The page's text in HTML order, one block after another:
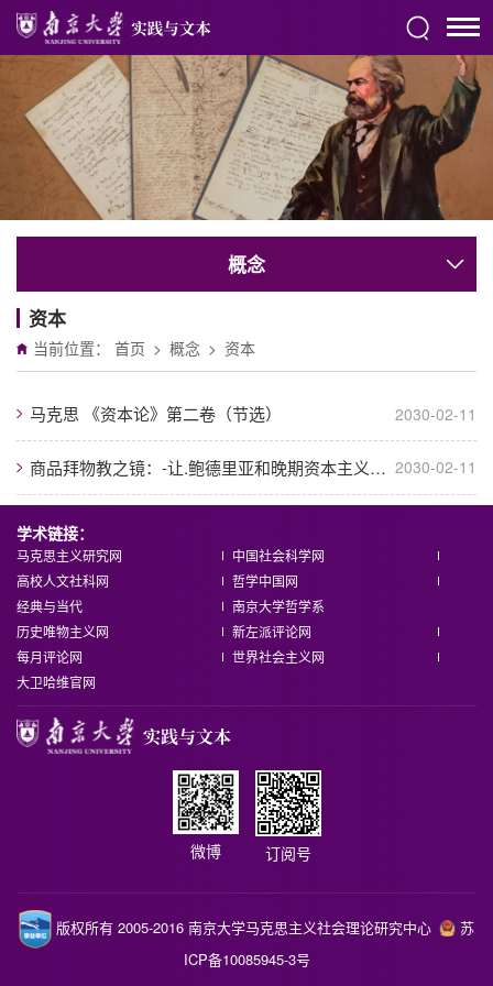
概念
资本
当前位置： 首页 > 概念 > 资本
马克思 《资本论》第二卷（节选） 2030-02-11
商品拜物教之镜：-让.鲍德里亚和晚期资本主义文化 2030-02-11
上页
学术链接：
马克思主义研究网
中国社会科学网
高校人文社科网
哲学中国网
经典与当代
南京大学哲学系
历史唯物主义网
新左派评论网
每月评论网
世界社会主义网
大卫哈维官网
微博 订阅号
版权所有 2005-2016 南京大学马克思主义社会理论研究中心
苏
ICP备10085945-3号